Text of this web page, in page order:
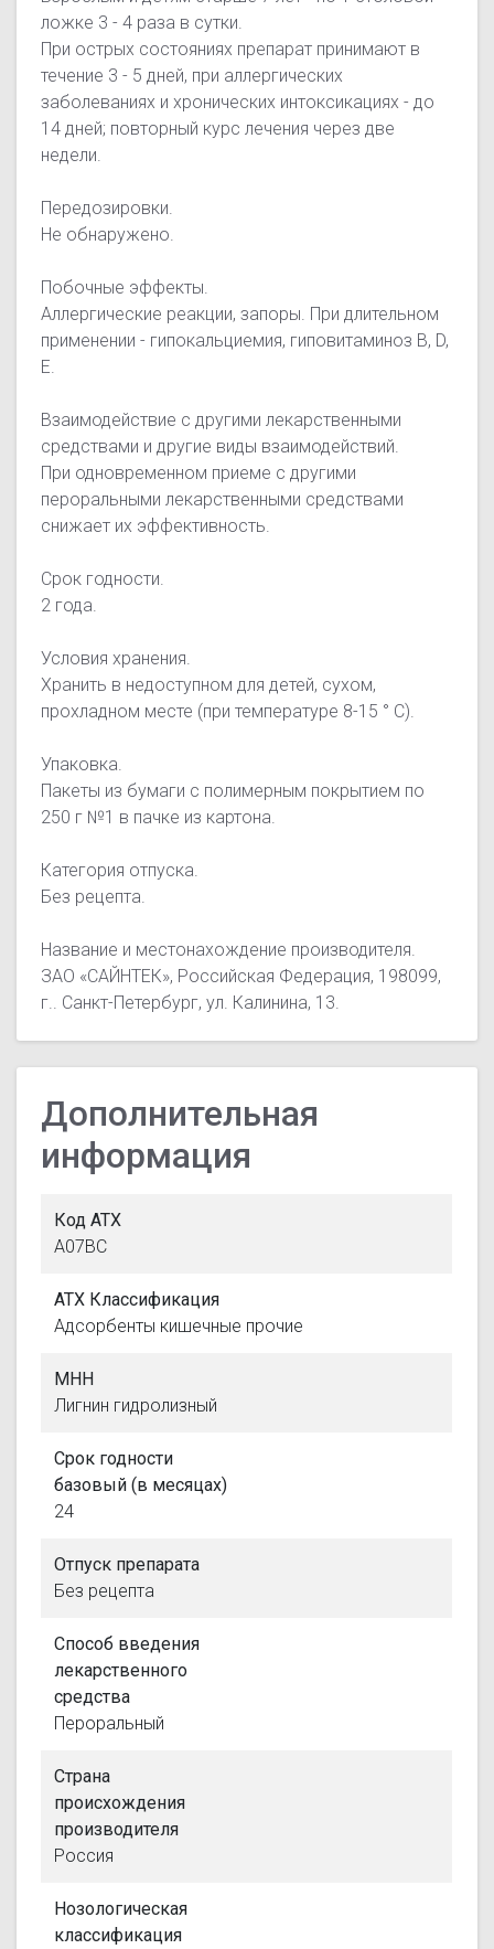
ложке 3 - 4 раза в сутки.
При острых состояниях препарат принимают в
течение 3 - 5 дней, при аллергических
заболеваниях и хронических интоксикациях - до
14 дней; повторный курс лечения через две
недели.
Передозировки.
Не обнаружено.
Побочные эффекты.
Аллергические реакции, запоры. При длительном
применении - гипокальциемия, гиповитаминоз В, D,
Е.
Взаимодействие с другими лекарственными
средствами и другие виды взаимодействий.
При одновременном приеме с другими
пероральными лекарственными средствами
снижает их эффективность.
Срок годности.
2 года.
Условия хранения.
Хранить в недоступном для детей, сухом,
прохладном месте (при температуре 8-15 ° С).
Упаковка.
Пакеты из бумаги с полимерным покрытием по
250 г №1 в пачке из картона.
Категория отпуска.
Без рецепта.
Название и местонахождение производителя.
ЗАО «САЙНТЕК», Российская Федерация, 198099,
г.. Санкт-Петербург, ул. Калинина, 13.
Дополнительная
информация
Код АТХ
A07BC
АТХ Классификация
Адсорбенты кишечные прочие
МНН
Лигнин гидролизный
Срок годности
базовый (в месяцах)
24
Отпуск препарата
Без рецепта
Способ введения
лекарственного
средства
Пероральный
Страна
происхождения
производителя
Россия
Нозологическая
классификация